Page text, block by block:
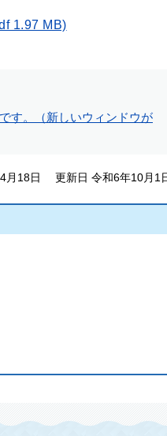
1.97 MB)
す。（新しいウィンドウが
月18日 更新日 令和6年10月1